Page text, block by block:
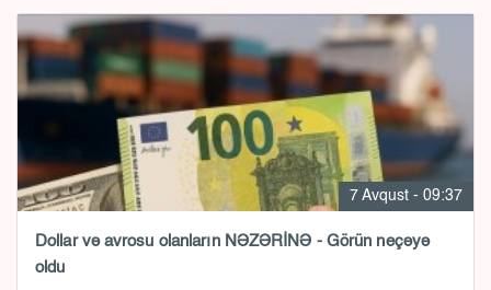
7 Avqust - 09:37
Dollar və avrosu olanların NƏZƏRİNƏ - Görün neçəyə
oldu